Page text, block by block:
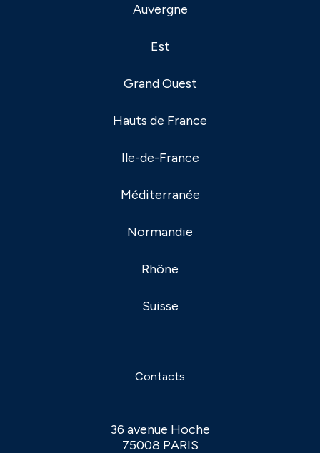
Auvergne
Est
Grand Ouest
Hauts de France
Ile-de-France
Méditerranée
Normandie
Rhône
Suisse
Contacts
36 avenue Hoche
75008 PARIS